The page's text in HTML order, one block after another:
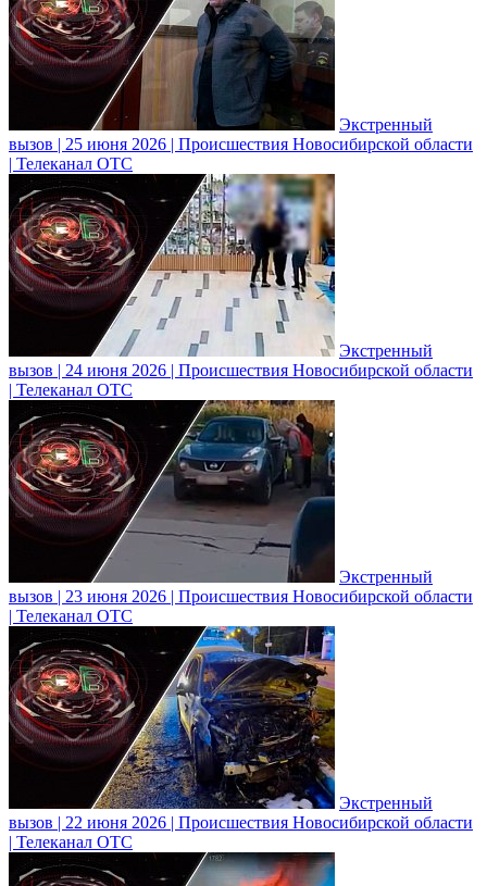
Экстренный
вызов | 25 июня 2026 | Происшествия Новосибирской области
| Телеканал ОТС
Экстренный
вызов | 24 июня 2026 | Происшествия Новосибирской области
| Телеканал ОТС
Экстренный
вызов | 23 июня 2026 | Происшествия Новосибирской области
| Телеканал ОТС
Экстренный
вызов | 22 июня 2026 | Происшествия Новосибирской области
| Телеканал ОТС